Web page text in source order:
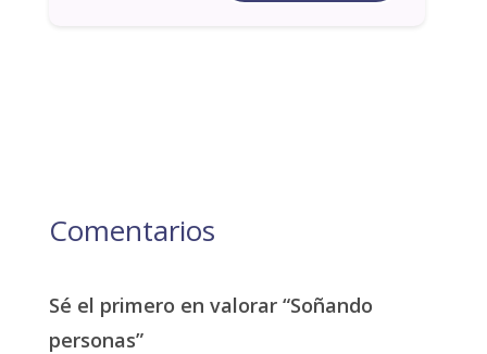
Comentarios
Sé el primero en valorar “Soñando
personas”